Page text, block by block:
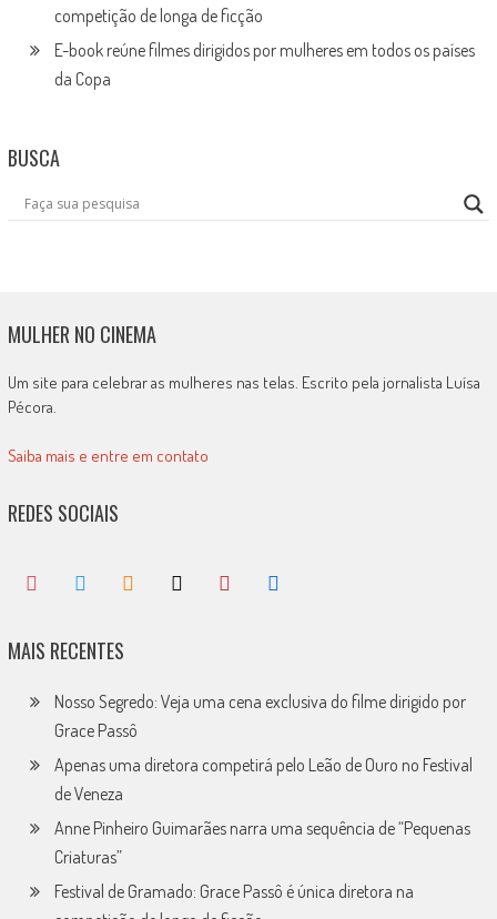
competição de longa de ficção
E-book reúne filmes dirigidos por mulheres em todos os países
da Copa
BUSCA
MULHER NO CINEMA
Um site para celebrar as mulheres nas telas. Escrito pela jornalista Luísa
Pécora.
Saiba mais e entre em contato
REDES SOCIAIS
MAIS RECENTES
Nosso Segredo: Veja uma cena exclusiva do filme dirigido por
Grace Passô
Apenas uma diretora competirá pelo Leão de Ouro no Festival
de Veneza
Anne Pinheiro Guimarães narra uma sequência de “Pequenas
Criaturas”
Festival de Gramado: Grace Passô é única diretora na